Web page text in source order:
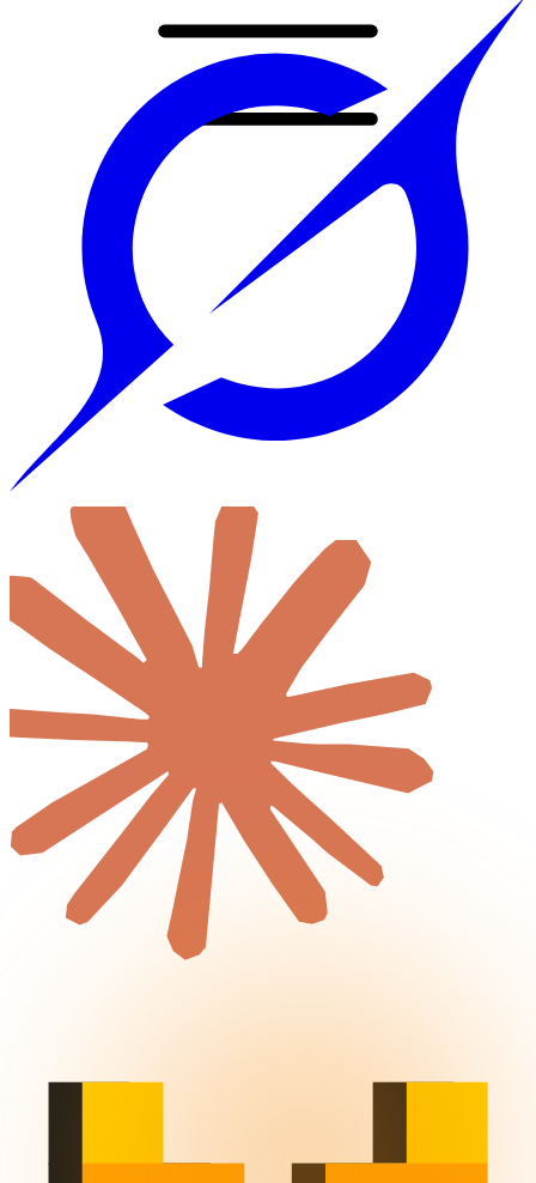
Accueil
Prestations
Automatisation & IA
Logiciel métier
Audit de Cybersécurité
Réalisations
Tout
Créations de sites internet
Projets d'applications iOS & Android
Plateformes métiers personnalisées
Blog
Tout
Actualités & Tendances Tech
Développement Web & Mobile
Automatisation, IA & Outils
Anecdotes & Perles du Web
Cybersécurité